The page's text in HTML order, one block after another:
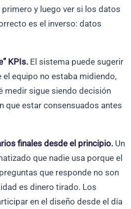
y luego ver si los datos
es el inverso: datos
KPIs. El sistema puede sugerir
equipo no estaba midiendo,
medir sigue siendo decisión
que estar consensuados antes
finales desde el principio. Un
que nadie usa porque el
que responde no son
es dinero tirado. Los
en el diseño desde el día